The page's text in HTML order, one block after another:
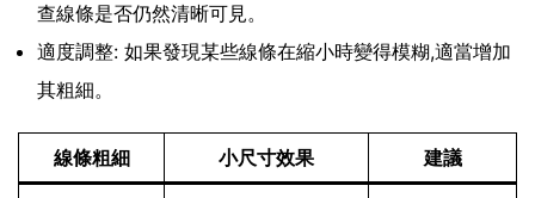
查線條是否仍然清晰可見。
適度調整: 如果發現某些線條在縮小時變得模糊,適當增加
其粗細。
線條粗細 小尺寸效果 建議